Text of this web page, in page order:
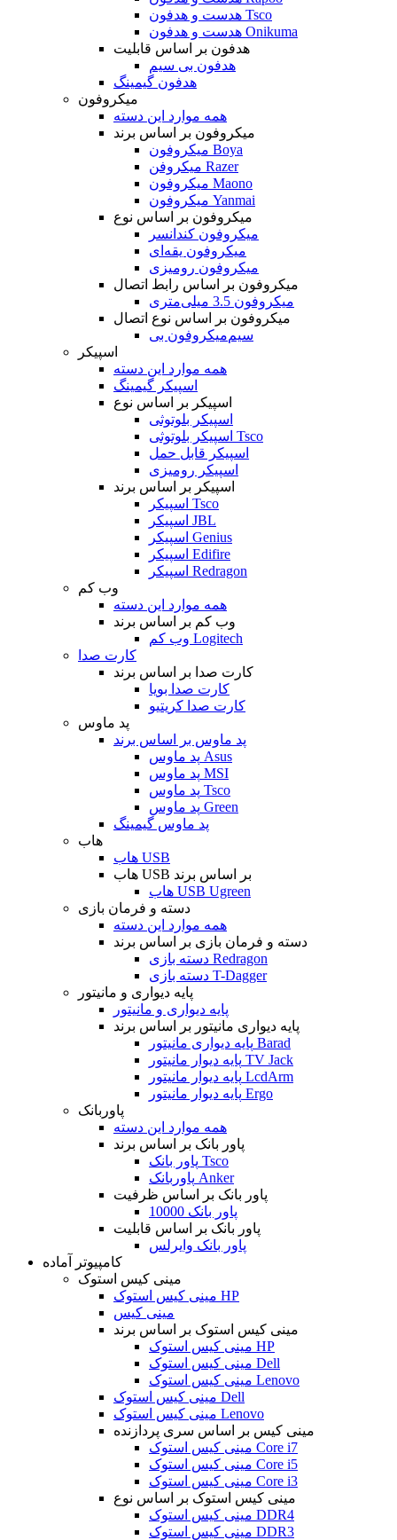
هدست و هدفون Tsco
هدست و هدفون Onikuma
هدفون بر اساس قابلیت
هدفون بی سیم
هدفون گیمینگ
میکروفون
همه موارد این دسته
میکروفون بر اساس برند
میکروفون Boya
میکروفن Razer
میکروفون Maono
میکروفون Yanmai
میکروفون بر اساس نوع
میکروفون کندانسر
میکروفون یقه‌ای
میکروفون رومیزی
میکروفون بر اساس رابط اتصال
میکروفون 3.5 میلی‌متری
میکروفون بر اساس نوع اتصال
میکروفون بی‌‎سیم
اسپیکر
همه موارد این دسته
اسپیکر گیمینگ
اسپیکر بر اساس نوع
اسپیکر بلوتوثی
اسپیکر بلوتوثی Tsco
اسپیکر قابل حمل
اسپیکر رومیزی
اسپیکر بر اساس برند
اسپیکر Tsco
اسپیکر JBL
اسپیکر Genius
اسپیکر Edifire
اسپیکر Redragon
وب کم
همه موارد این دسته
وب کم بر اساس برند
وب کم Logitech
کارت صدا
کارت صدا بر اساس برند
کارت صدا بویا
کارت صدا کریتیو
پد ماوس
پد ماوس بر اساس برند
پد ماوس Asus
پد ماوس MSI
پد ماوس Tsco
پد ماوس Green
پد ماوس گیمینگ
هاب
هاب USB
هاب USB بر اساس برند
هاب USB Ugreen
دسته و فرمان بازی
همه موارد این دسته
دسته و فرمان بازی بر اساس برند
دسته بازی Redragon
دسته بازی T-Dagger
پایه دیواری و مانیتور
پایه دیواری و مانیتور
پایه دیواری مانیتور بر اساس برند
پایه دیواری مانیتور Barad
پایه دیوار مانیتور TV Jack
پایه دیوار مانیتور LcdArm
پایه دیوار مانیتور Ergo
پاوربانک
همه موارد این دسته
پاور بانک بر اساس برند
پاور بانک Tsco
پاوربانک Anker
پاور بانک بر اساس ظرفیت
پاور بانک 10000
پاور بانک بر اساس قابلیت
پاور بانک وایرلس
کامپیوتر آماده
مینی کیس استوک
مینی کیس استوک HP
مینی کیس
مینی کیس استوک بر اساس برند
مینی کیس استوک HP
مینی کیس استوک Dell
مینی کیس استوک Lenovo
مینی کیس استوک Dell
مینی کیس استوک Lenovo
مینی کیس بر اساس سری پردازنده
مینی کیس استوک Core i7
مینی کیس استوک Core i5
مینی کیس استوک Core i3
مینی کیس استوک بر اساس نوع
مینی کیس استوک DDR4
مینی کیس استوک DDR3